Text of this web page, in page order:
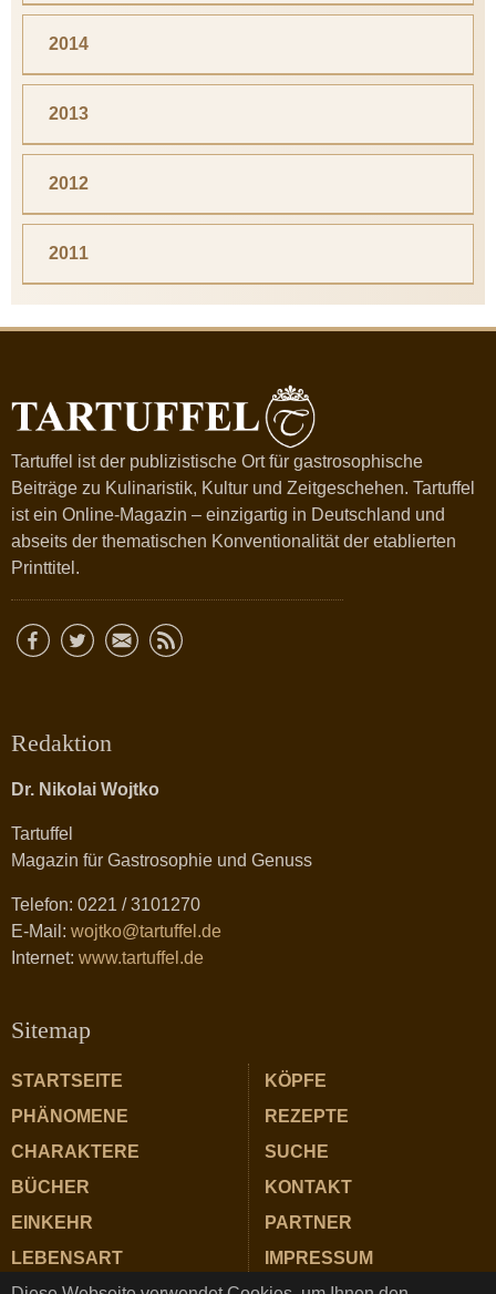
2014
2013
2012
2011
Tartuffel ist der publizistische Ort für gastrosophische
Beiträge zu Kulinaristik, Kultur und Zeitgeschehen. Tartuffel
ist ein Online-Magazin – einzigartig in Deutschland und
abseits der thematischen Konventionalität der etablierten
Printtitel.
Redaktion
Dr. Nikolai Wojtko
Tartuffel
Magazin für Gastrosophie und Genuss
Telefon: 0221 / 3101270
E-Mail: wojtko@tartuffel.de
Internet: www.tartuffel.de
Sitemap
STARTSEITE
PHÄNOMENE
CHARAKTERE
BÜCHER
EINKEHR
LEBENSART
KÖPFE
REZEPTE
SUCHE
KONTAKT
PARTNER
IMPRESSUM